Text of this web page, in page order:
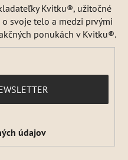
Kvitku®, užitočné
svoje telo a medzi prvými
ponukách v Kvitku®.
údajov